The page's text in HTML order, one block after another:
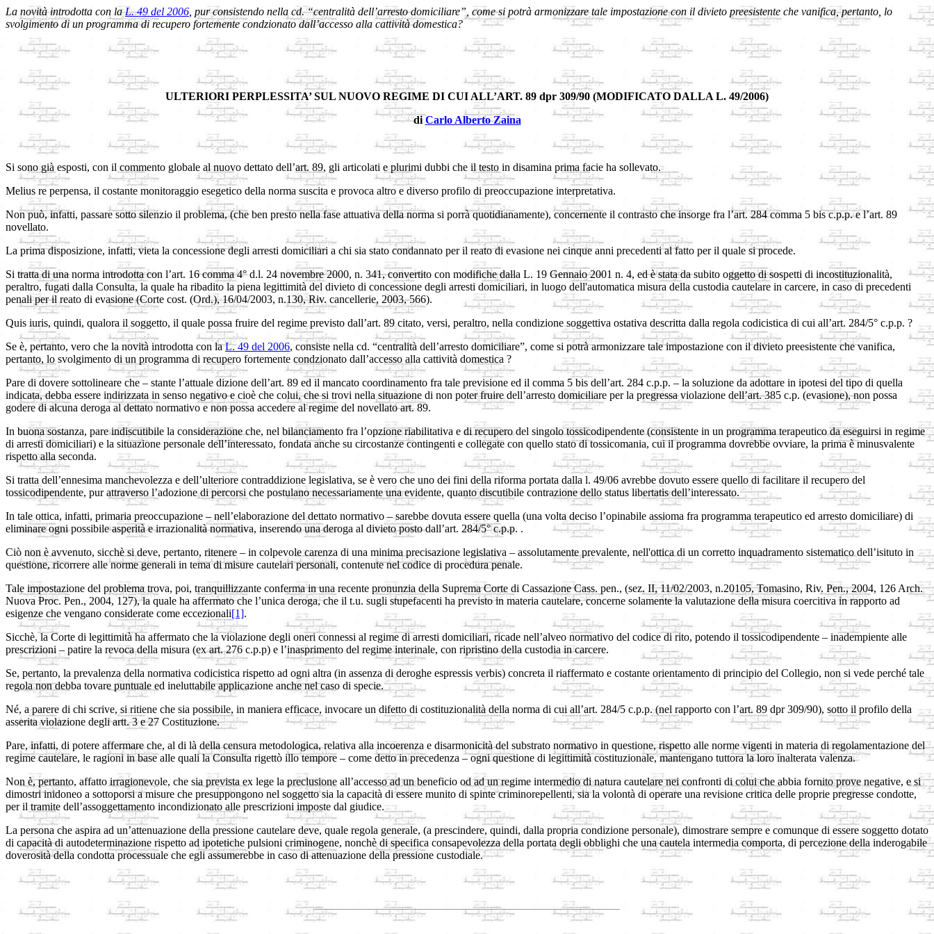
La novità introdotta con laL.49 del 2006 , pur consistendo nella cd. “centralità dell’arresto domiciliare”, come si potrà armonizzare tale impostazione con il divieto preesistente che vanifica, pertanto, lo
svolgimento di un programma di recupero fortemente condzionato dall’accesso alla cattività domestica?
ULTERIORI PERPLESSITA’ SUL NUOVO REGIME DI CUI ALL’ART. 89 dpr 309/90 (MODIFICATO DALLA L. 49/2006)
di Carlo Alberto Zaina
Si sono già esposti, con il commento globale al nuovo dettato dell’art. 89, gli articolati e plurimi dubbi che il testo in disamina prima facie ha sollevato.
Melius re perpensa, il costante monitoraggio esegetico della norma suscita e provoca altro e diverso profilo di preoccupazione interpretativa.
Non può, infatti, passare sotto silenzio il problema, (che ben presto nella fase attuativa della norma si porrà quotidianamente), concernente il contrasto che insorge fra l’art. 284 comma 5 bis c.p.p. e l’art. 89
novellato.
La prima disposizione, infatti, vieta la concessione degli arresti domiciliari a chi sia stato condannato per il reato di evasione nei cinque anni precedenti al fatto per il quale si procede.
Si tratta di una norma introdotta con l’art. 16 comma 4° d.l. 24 novembre 2000, n. 341, convertito con modifiche dalla L. 19 Gennaio 2001 n. 4, ed è stata da subito oggetto di sospetti di incostituzionalità,
peraltro, fugati dalla Consulta, la quale ha ribadito la piena legittimità del divieto di concessione degli arresti domiciliari, in luogo dell'automatica misura della custodia cautelare in carcere, in caso di precedenti
penali per il reato di evasione (Corte cost. (Ord.), 16/04/2003, n.130, Riv. cancellerie, 2003, 566).
Quis iuris, quindi, qualora il soggetto, il quale possa fruire del regime previsto dall’art. 89 citato, versi, peraltro, nella condizione soggettiva ostativa descritta dalla regola codicistica di cui all’art. 284/5° c.p.p. ?
Se è, pertanto, vero che la novità introdotta con laL. 49 del 2006, consiste nella cd. “centralità dell’arresto domiciliare”, come si potrà armonizzare tale impostazione con il divieto preesistente che vanifica,
pertanto, lo svolgimento di un programma di recupero fortemente condzionato dall’accesso alla cattività domestica ?
Pare di dovere sottolineare che – stante l’attuale dizione dell’art. 89 ed il mancato coordinamento fra tale previsione ed il comma 5 bis dell’art. 284 c.p.p. – la soluzione da adottare in ipotesi del tipo di quella
indicata, debba essere indirizzata in senso negativo e cioè che colui, che si trovi nella situazione di non poter fruire dell’arresto domiciliare per la pregressa violazione dell’art. 385 c.p. (evasione), non possa
godere di alcuna deroga al dettato normativo e non possa accedere al regime del novellato art. 89.
In buona sostanza, pare indiscutibile la considerazione che, nel bilanciamento fra l’opzione riabilitativa e di recupero del singolo tossicodipendente (consistente in un programma terapeutico da eseguirsi in regime
di arresti domiciliari) e la situazione personale dell’interessato, fondata anche su circostanze contingenti e collegate con quello stato di tossicomania, cui il programma dovrebbe ovviare, la prima è minusvalente
rispetto alla seconda.
Si tratta dell’ennesima manchevolezza e dell’ulteriore contraddizione legislativa, se è vero che uno dei fini della riforma portata dalla l. 49/06 avrebbe dovuto essere quello di facilitare il recupero del
tossicodipendente, pur attraverso l’adozione di percorsi che postulano necessariamente una evidente, quanto discutibile contrazione dello status libertatis dell’interessato.
In tale ottica, infatti, primaria preoccupazione – nell’elaborazione del dettato normativo – sarebbe dovuta essere quella (una volta deciso l’opinabile assioma fra programma terapeutico ed arresto domiciliare) di
eliminare ogni possibile asperità e irrazionalità normativa, inserendo una deroga al divieto posto dall’art. 284/5° c.p.p. .
Ciò non è avvenuto, sicchè si deve, pertanto, ritenere – in colpevole carenza di una minima precisazione legislativa – assolutamente prevalente, nell'ottica di un corretto inquadramento sistematico dell’isituto in
questione, ricorrere alle norme generali in tema di misure cautelari personali, contenute nel codice di procedura penale.
Tale impostazione del problema trova, poi, tranquillizzante conferma in una recente pronunzia della Suprema Corte di Cassazione Cass. pen., (sez. II, 11/02/2003, n.20105, Tomasino, Riv. Pen., 2004, 126 Arch.
Nuova Proc. Pen., 2004, 127), la quale ha affermato che l’unica deroga, che il t.u. sugli stupefacenti ha previsto in materia cautelare, concerne solamente la valutazione della misura coercitiva in rapporto ad
esigenze che vengano considerate come eccezionali[1].
Sicchè, la Corte di legittimità ha affermato che la violazione degli oneri connessi al regime di arresti domiciliari, ricade nell’alveo normativo del codice di rito, potendo il tossicodipendente – inadempiente alle
prescrizioni – patire la revoca della misura (ex art. 276 c.p.p) e l’inasprimento del regime interinale, con ripristino della custodia in carcere.
Se, pertanto, la prevalenza della normativa codicistica rispetto ad ogni altra (in assenza di deroghe espressis verbis) concreta il riaffermato e costante orientamento di principio del Collegio, non si vede perché tale
regola non debba tovare puntuale ed ineluttabile applicazione anche nel caso di specie.
Né, a parere di chi scrive, si ritiene che sia possibile, in maniera efficace, invocare un difetto di costituzionalità della norma di cui all’art. 284/5 c.p.p. (nel rapporto con l’art. 89 dpr 309/90), sotto il profilo della
asserita violazione degli artt. 3 e 27 Costituzione.
Pare, infatti, di potere affermare che, al di là della censura metodologica, relativa alla incoerenza e disarmonicità del substrato normativo in questione, rispetto alle norme vigenti in materia di regolamentazione del
regime cautelare, le ragioni in base alle quali la Consulta rigettò illo tempore – come detto in precedenza – ogni questione di legittimità costituzionale, mantengano tuttora la loro inalterata valenza.
Non è, pertanto, affatto irragionevole, che sia prevista ex lege la preclusione all’accesso ad un beneficio od ad un regime intermedio di natura cautelare nei confronti di colui che abbia fornito prove negative, e si
dimostri inidoneo a sottoporsi a misure che presuppongono nel soggetto sia la capacità di essere munito di spinte criminorepellenti, sia la volontà di operare una revisione critica delle proprie pregresse condotte,
per il tramite dell’assoggettamento incondizionato alle prescrizioni imposte dal giudice.
La persona che aspira ad un’attenuazione della pressione cautelare deve, quale regola generale, (a prescindere, quindi, dalla propria condizione personale), dimostrare sempre e comunque di essere soggetto dotato
di capacità di autodeterminazione rispetto ad ipotetiche pulsioni criminogene, nonchè di specifica consapevolezza della portata degli obblighi che una cautela intermedia comporta, di percezione della inderogabile
doverosità della condotta processuale che egli assumerebbe in caso di attenuazione della pressione custodiale.